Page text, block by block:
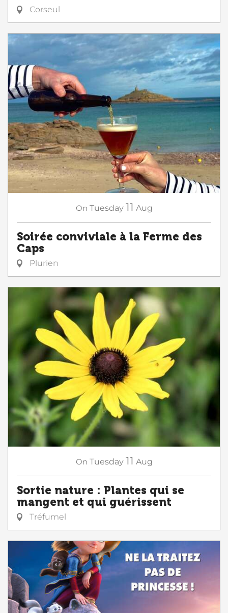
Corseul
On Tuesday 11 Aug
Soirée conviviale à la Ferme des
Caps
Plurien
On Tuesday 11 Aug
Sortie nature : Plantes qui se
mangent et qui guérissent
Tréfumel